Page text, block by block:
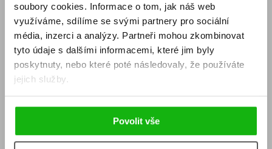
soubory cookies. Informace o tom, jak náš web
využíváme, sdílíme se svými partnery pro sociální
média, inzerci a analýzy. Partneři mohou zkombinovat
tyto údaje s dalšími informacemi, které jim byly
poskytnuty, nebo které poté následovaly, že používáte
jejich služby.
Povolit vše
E-SHOP
Aktuality
Naši autoři
Obchodní podmínky
Jak nakoupit
Knižní novinky
Dárkové poukazy
Affiliate program
KONTAKTY